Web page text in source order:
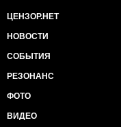
ЦЕНЗОР.НЕТ
НОВОСТИ
СОБЫТИЯ
РЕЗОНАНС
ФОТО
ВИДЕО